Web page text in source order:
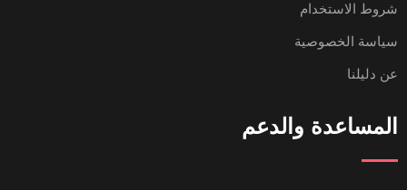
شروط الاستخدام
سياسة الخصوصية
عن دليلنا
المساعدة والدعم